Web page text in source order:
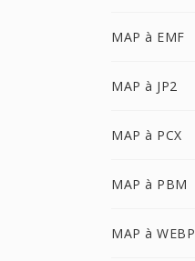
MAP à EMF
MAP à JP2
MAP à PCX
MAP à PBM
MAP à WEBP